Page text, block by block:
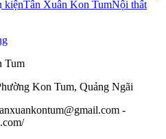
kiệnTân Xuân Kon TumNội thất
Tum
Kon Tum, Quảng Ngãi
-